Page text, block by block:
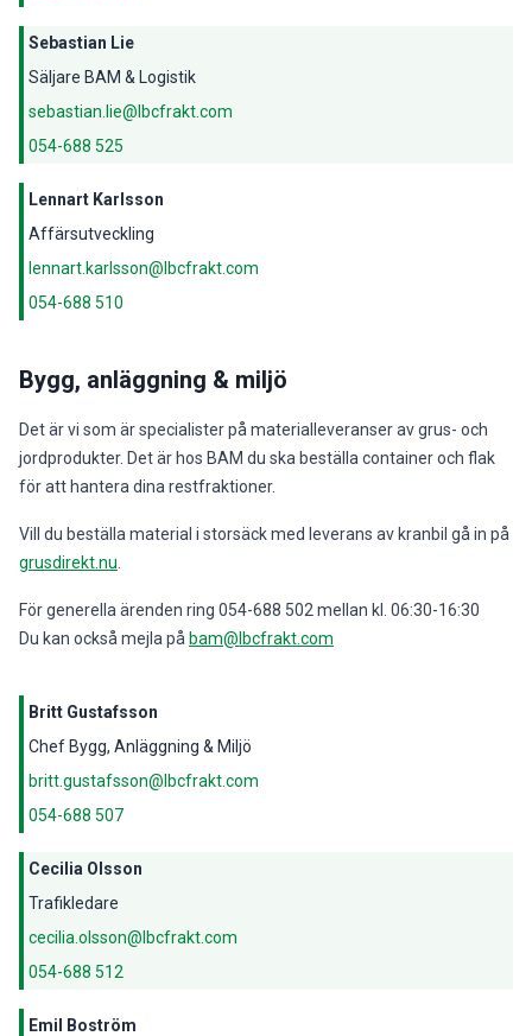
Sebastian Lie
Säljare BAM & Logistik
sebastian.lie@lbcfrakt.com
054-688 525
Lennart Karlsson
Affärsutveckling
lennart.karlsson@lbcfrakt.com
054-688 510
Bygg, anläggning & miljö
Det är vi som är specialister på materialleveranser av grus- och
jordprodukter. Det är hos BAM du ska beställa container och flak
för att hantera dina restfraktioner.
Vill du beställa material i storsäck med leverans av kranbil gå in på
grusdirekt.nu
För generella ärenden ring 054-688 502 mellan kl. 06:30-16:30
Du kan också mejla på bam@lbcfrakt.com
Britt Gustafsson
Chef Bygg, Anläggning & Miljö
britt.gustafsson@lbcfrakt.com
054-688 507
Cecilia Olsson
Trafikledare
cecilia.olsson@lbcfrakt.com
054-688 512
Emil Boström